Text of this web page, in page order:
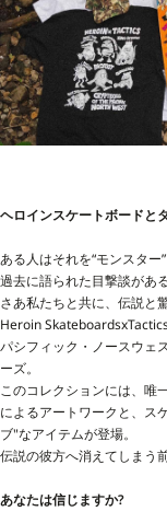
ヘロインスケートボードと
ある人はそれを“モンスター
過去に語られた目撃談があ
さあ私たちと共に、伝説と
Heroin
パシフィック・ノースウェ
ーズ。
このコレクションには、唯
によるアートワークと、ス
ブ"なアイテムが登場。
伝説の彼方へ消えてしまう
あなたは信じますか?